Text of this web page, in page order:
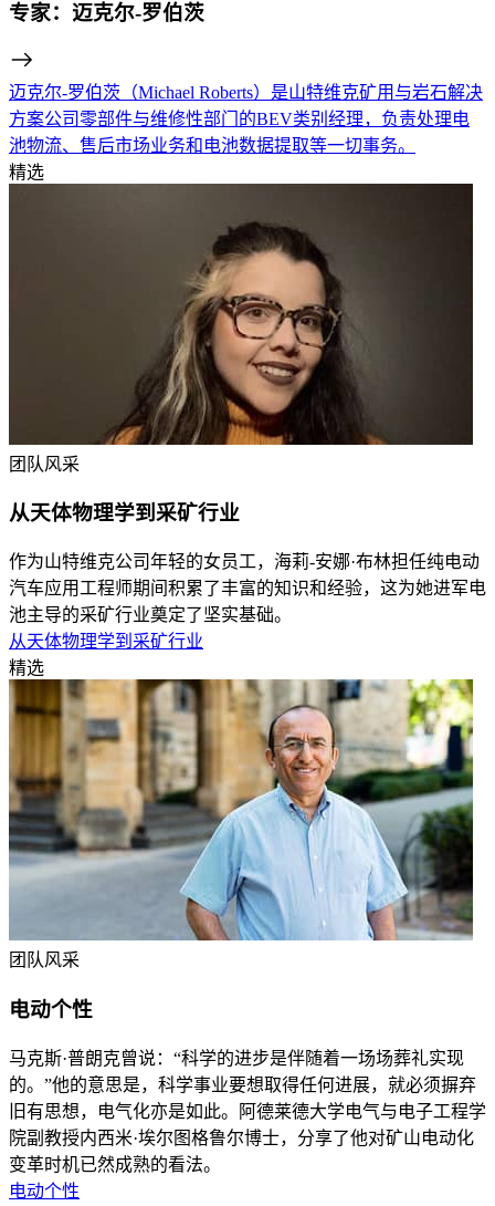
专家：迈克尔-罗伯茨
迈克尔-罗伯茨（Michael Roberts）是山特维克矿用与岩石解决
方案公司零部件与维修性部门的BEV类别经理，负责处理电
池物流、售后市场业务和电池数据提取等一切事务。
精选
团队风采
从天体物理学到采矿行业
作为山特维克公司年轻的女员工，海莉-安娜·布林担任纯电动
汽车应用工程师期间积累了丰富的知识和经验，这为她进军电
池主导的采矿行业奠定了坚实基础。
从天体物理学到采矿行业
精选
团队风采
电动个性
马克斯·普朗克曾说：“科学的进步是伴随着一场场葬礼实现
的。”他的意思是，科学事业要想取得任何进展，就必须摒弃
旧有思想，电气化亦是如此。阿德莱德大学电气与电子工程学
院副教授内西米·埃尔图格鲁尔博士，分享了他对矿山电动化
变革时机已然成熟的看法。
电动个性